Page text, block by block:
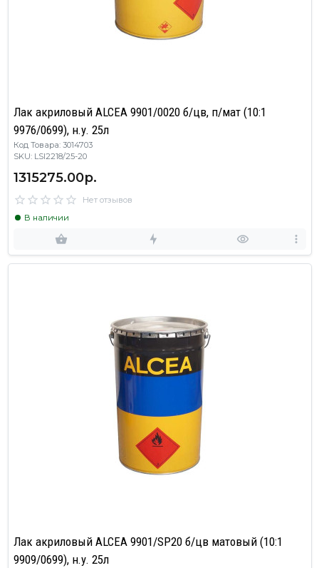
Лак акриловый ALCEA 9901/0020 б/цв, п/мат (10:1
9976/0699), н.у. 25л
Код Товара: 3014703
SKU: LSI2218/25-20
1315275.00р.
Нет отзывов
В наличии
Лак акриловый ALCEA 9901/SP20 б/цв матовый (10:1
9909/0699), н.у. 25л